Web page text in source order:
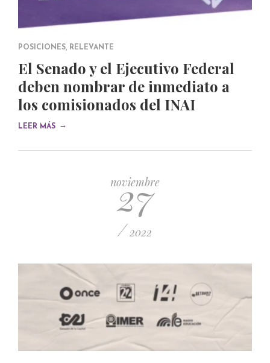
POSICIONES, RELEVANTE
El Senado y el Ejecutivo Federal
deben nombrar de inmediato a
los comisionados del INAI
LEER MÁS →
noviembre
27
/ 2022